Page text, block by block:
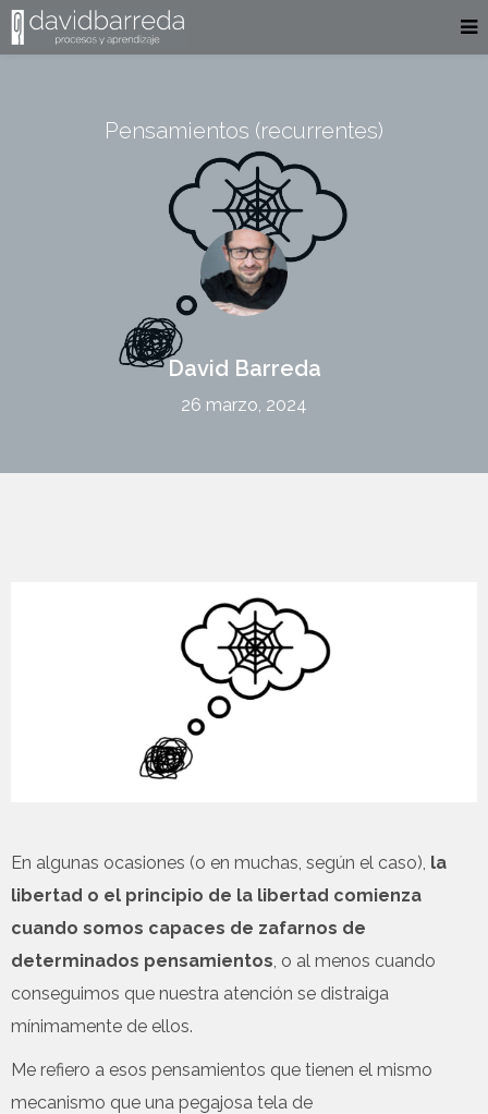
Pensamientos (recurrentes)
David Barreda
26 marzo, 2024
En algunas ocasiones (o en muchas, según el caso), la
libertad o el principio de la libertad comienza
cuando somos capaces de zafarnos de
determinados pensamientos , o al menos cuando
conseguimos que nuestra atención se distraiga
mínimamente de ellos.
Me refiero a esos pensamientos que tienen el mismo
mecanismo que una pegajosa tela de